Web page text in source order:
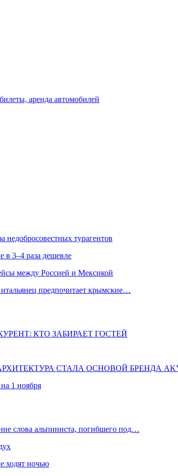
аренда автомобилей
недобросовестных турагентов
в 3–4 раза дешевле
между Россией и Мексикой
предпочитает крымские…
КТО ЗАБИРАЕТ ГОСТЕЙ
СТАЛА ОСНОВОЙ БРЕНДА
1 ноября
слова альпиниста, погибшего под…
ходят ночью